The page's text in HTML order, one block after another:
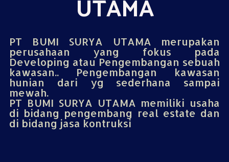
PT BUMI SURYA UTAMA merupakan
perusahaan yang fokus pada
Developing atau Pengembangan sebuah
kawasan.. Pengembangan kawasan
hunian dari yg sederhana sampai
mewah.
PT BUMI SURYA UTAMA memiliki usaha
di bidang pengembang real estate dan
di bidang jasa kontruksi